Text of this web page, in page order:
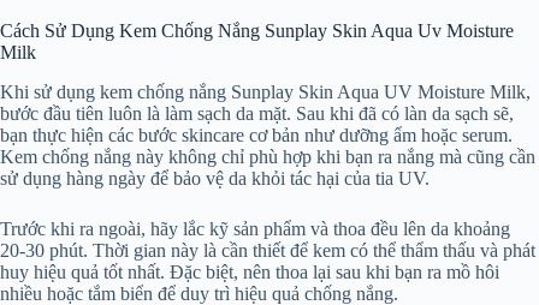
Cách Sử Dụng Kem Chống Nắng Sunplay Skin Aqua Uv Moisture
Milk
Khi sử dụng kem chống nắng Sunplay Skin Aqua UV Moisture Milk,
bước đầu tiên luôn là làm sạch da mặt. Sau khi đã có làn da sạch sẽ,
bạn thực hiện các bước skincare cơ bản như dưỡng ẩm hoặc serum.
Kem chống nắng này không chỉ phù hợp khi bạn ra nắng mà cũng cần
sử dụng hàng ngày để bảo vệ da khỏi tác hại của tia UV.
Trước khi ra ngoài, hãy lắc kỹ sản phẩm và thoa đều lên da khoảng
20-30 phút. Thời gian này là cần thiết để kem có thể thẩm thấu và phát
huy hiệu quả tốt nhất. Đặc biệt, nên thoa lại sau khi bạn ra mồ hôi
nhiều hoặc tắm biển để duy trì hiệu quả chống nắng.